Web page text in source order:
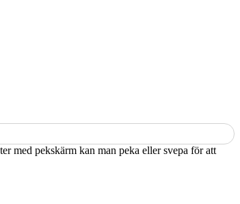
med pekskärm kan man peka eller svepa för att